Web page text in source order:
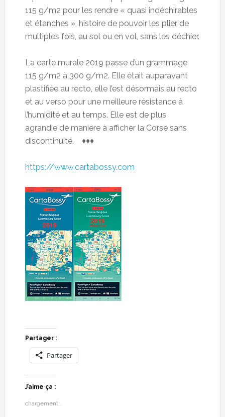
115 g/m2 pour les rendre « quasi indéchirables
et étanches », histoire de pouvoir les plier de
multiples fois, au sol ou en vol, sans les déchier.
La carte murale 2019 passe d’un grammage
115 g/m2 à 300 g/m2. Elle était auparavant
plastifiée au recto, elle l’est désormais au recto
et au verso pour une meilleure résistance à
l’humidité et au temps. Elle est de plus
agrandie de manière à afficher la Corse sans
discontinuité. ♦♦♦
https://www.cartabossy.com
Partager :
Partager
J’aime ça :
chargement…